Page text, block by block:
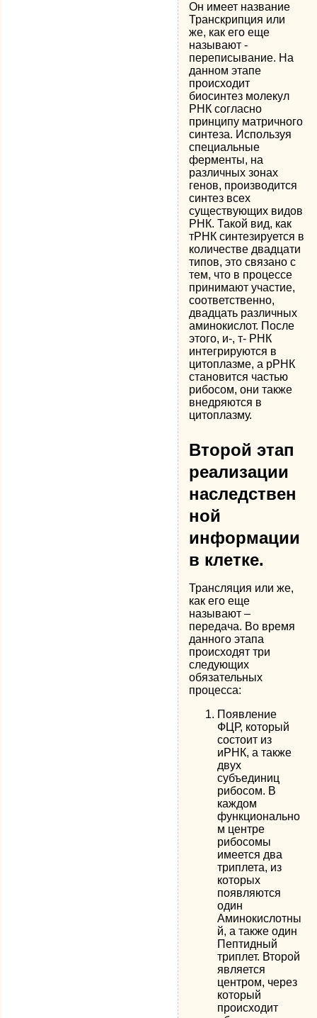
Он имеет название
Транскрипция или
же, как его еще
называют -
переписывание. На
данном этапе
происходит
биосинтез молекул
РНК согласно
принципу матричного
синтеза. Используя
специальные
ферменты, на
различных зонах
генов, производится
синтез всех
существующих видов
РНК. Такой вид, как
тРНК синтезируется в
количестве двадцати
типов, это связано с
тем, что в процессе
принимают участие,
соответственно,
двадцать различных
аминокислот. После
этого, и-, т- РНК
интегрируются в
цитоплазме, а рРНК
становится частью
рибосом, они также
внедряются в
цитоплазму.
Второй этап
реализации
наследствен
ной
информации
в клетке.
Трансляция или же,
как его еще
называют –
передача. Во время
данного этапа
происходят три
следующих
обязательных
процесса:
Появление
ФЦР, который
состоит из
иРНК, а также
двух
субъединиц
рибосом. В
каждом
функционально
м центре
рибосомы
имеется два
триплета, из
которых
появляются
один
Аминокислотны
й, а также один
Пептидный
триплет. Второй
является
центром, через
который
происходит